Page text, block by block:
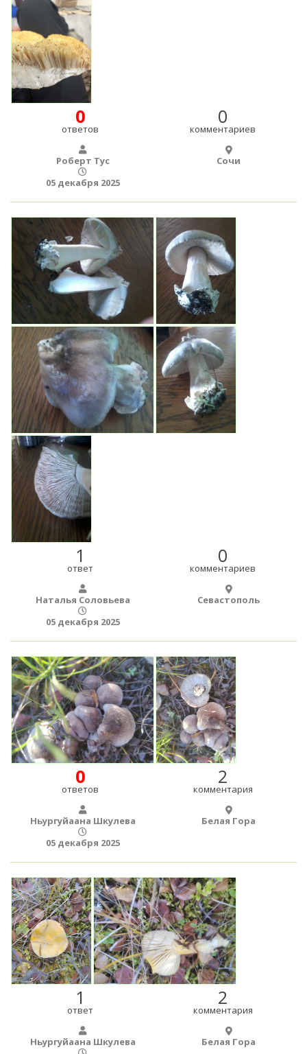
0
ответов
0
комментариев
Роберт Тус
Сочи
05 декабря 2025
1
ответ
0
комментариев
Наталья Соловьева
Севастополь
05 декабря 2025
0
ответов
2
комментария
Ньургуйаана Шкулева
Белая Гора
05 декабря 2025
1
ответ
2
комментария
Ньургуйаана Шкулева
Белая Гора